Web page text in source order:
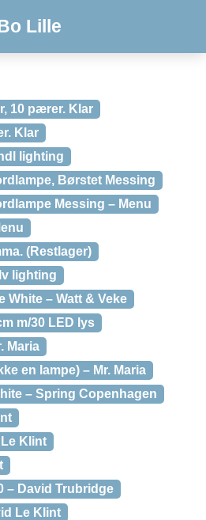
Lille
10 pærer. Klar
Klar
lighting
Børstet Messing
Messing – Menu
(Restlager)
lighting
White – Watt & Veke
m/30 LED lys
Maria
en lampe) – Mr. Maria
– Spring Copenhagen
Klint
– David Trubridge
Le Klint